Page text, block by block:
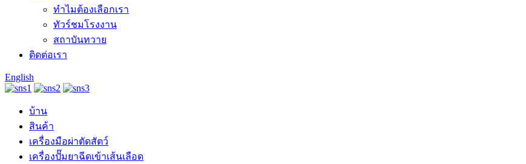
ทำไมต้องเลือกเรา
ทัวร์ชมโรงงาน
สถาบันทวาย
ติดต่อเรา
English
บ้าน
สินค้า
เครื่องมือผ่าตัดสัตว์
เครื่องปั๊มยาฉีดเข้าเส้นเลือด